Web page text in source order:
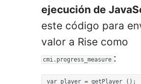
ejecución de
este código para
valor a Rise como
cmi.progress_measure :
var player = getPlayer ();